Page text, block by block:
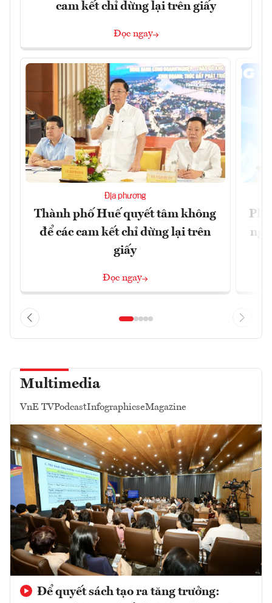
cam kết chỉ dừng lại trên giấy
Đọc ngay
Địa phương
Thành phố Huế quyết tâm không
để các cam kết chỉ dừng lại trên
giấy
Đọc ngay
Multimedia
VnE TVPodcastInfographicseMagazine
Để quyết sách tạo ra tăng trưởng: